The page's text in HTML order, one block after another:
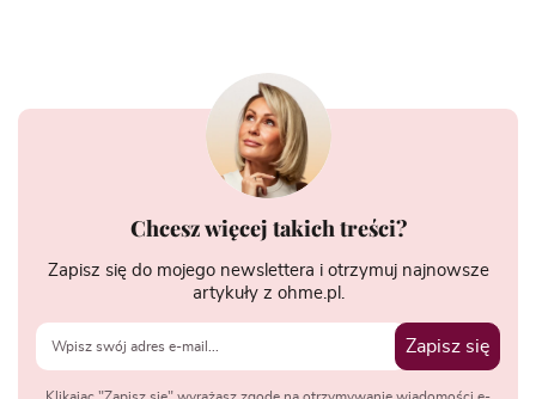
Chcesz więcej takich treści?
Zapisz się do mojego newslettera i otrzymuj najnowsze
artykuły z ohme.pl.
Zapisz się